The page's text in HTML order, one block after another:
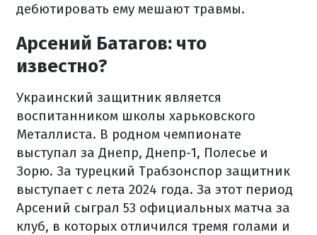
дебютировать ему мешают травмы.
Арсений Батагов: что
известно?
Украинский защитник является
воспитанником школы харьковского
Металлиста. В родном чемпионате
выступал за Днепр, Днепр-1, Полесье и
Зорю. За турецкий Трабзонспор защитник
выступает с лета 2024 года. За этот период
Арсений сыграл 53 официальных матча за
клуб, в которых отличился тремя голами и